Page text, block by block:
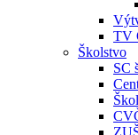
TV
Školstvo
SC